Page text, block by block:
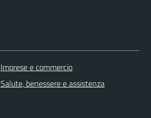
Imprese e commercio
Salute, benessere e assistenza